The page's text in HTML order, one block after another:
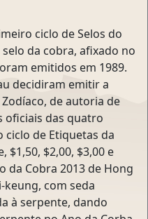
ciclo de Selos do
da cobra, afixado no
emitidos em 1989.
decidiram emitir a
de autoria de
oficiais das quatro
de Etiquetas da
$1,50, $2,00, $3,00 e
da Cobra 2013 de Hong
keung, com seda
à serpente, dando